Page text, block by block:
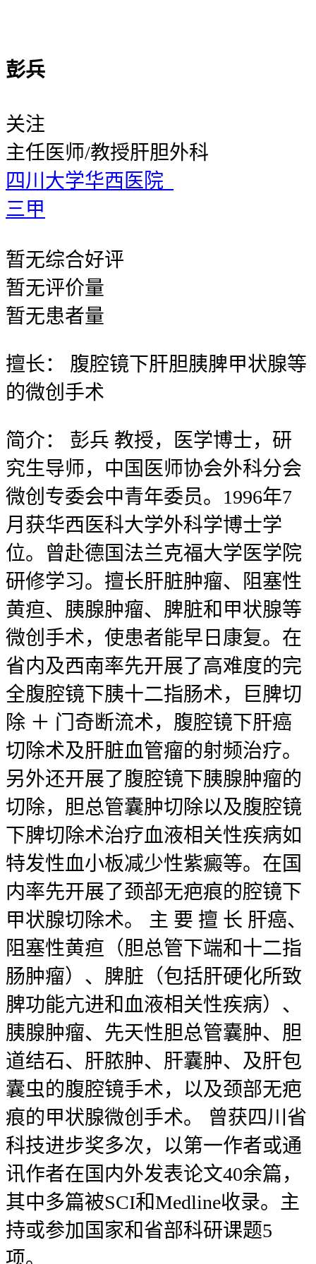
彭兵
关注
主任医师/教授肝胆外科
四川大学华西医院
三甲
暂无综合好评
暂无评价量
暂无患者量
擅长：
腹腔镜下肝胆胰脾甲状腺等
的微创手术
简介：
彭兵 教授，医学博士，研
究生导师，中国医师协会外科分会
微创专委会中青年委员。1996年7
月获华西医科大学外科学博士学
位。曾赴德国法兰克福大学医学院
研修学习。擅长肝脏肿瘤、阻塞性
黄疸、胰腺肿瘤、脾脏和甲状腺等
微创手术，使患者能早日康复。在
省内及西南率先开展了高难度的完
全腹腔镜下胰十二指肠术，巨脾切
除 ＋ 门奇断流术，腹腔镜下肝癌
切除术及肝脏血管瘤的射频治疗。
另外还开展了腹腔镜下胰腺肿瘤的
切除，胆总管囊肿切除以及腹腔镜
下脾切除术治疗血液相关性疾病如
特发性血小板减少性紫癜等。在国
内率先开展了颈部无疤痕的腔镜下
甲状腺切除术。 主 要 擅 长 肝癌、
阻塞性黄疸（胆总管下端和十二指
肠肿瘤）、脾脏（包括肝硬化所致
脾功能亢进和血液相关性疾病）、
胰腺肿瘤、先天性胆总管囊肿、胆
道结石、肝脓肿、肝囊肿、及肝包
囊虫的腹腔镜手术，以及颈部无疤
痕的甲状腺微创手术。 曾获四川省
科技进步奖多次，以第一作者或通
讯作者在国内外发表论文40余篇，
其中多篇被SCI和Medline收录。主
持或参加国家和省部科研课题5
项。